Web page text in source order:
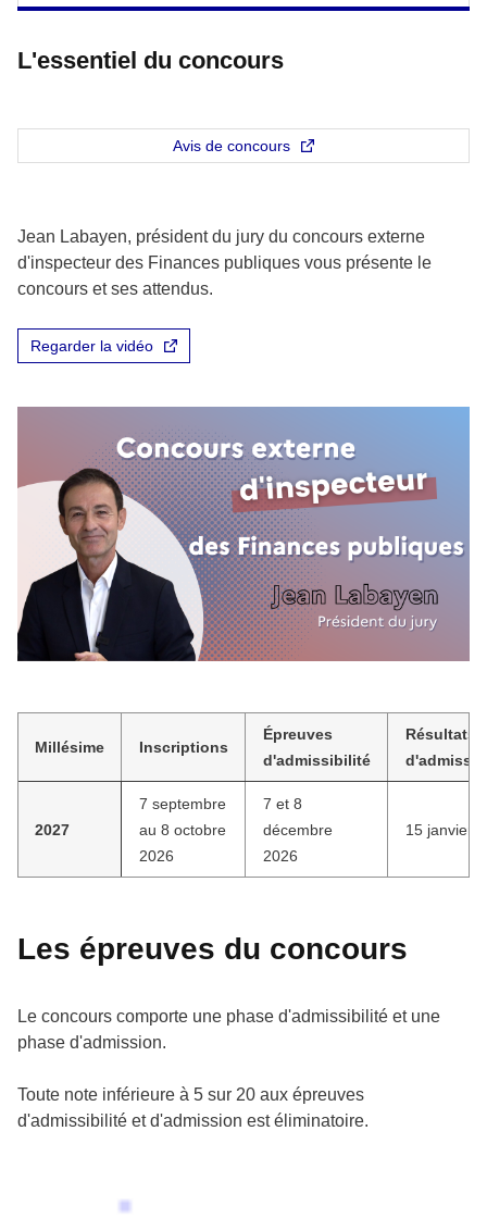
L'essentiel du concours
Avis de concours
Jean Labayen, président du jury du concours externe
d'inspecteur des Finances publiques vous présente le
concours et ses attendus.
Regarder la vidéo
Millésime Inscriptions
Épreuves
d'admissibilité
Résultats
2027
7 septembre
au 8 octobre
2026
7 et 8
décembre
2026
15 janvier
Les épreuves du concours
Le concours comporte une phase d'admissibilité et une
phase d'admission.
Toute note inférieure à 5 sur 20 aux épreuves
d'admissibilité et d'admission est éliminatoire.